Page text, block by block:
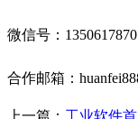
微信号：
合作邮箱：
上一篇： 工业软件